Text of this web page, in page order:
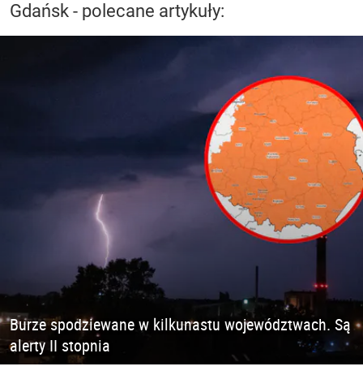
Gdańsk - polecane artykuły:
Burze spodziewane w kilkunastu województwach. Są
alerty II stopnia